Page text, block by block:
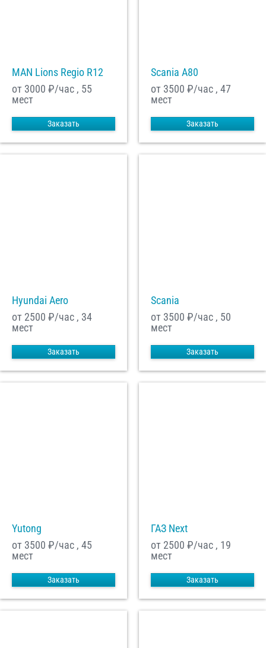
MAN Lions Regio R12
от 3000 ₽/час , 55
мест
Заказать
Scania A80
от 3500 ₽/час , 47
мест
Заказать
Hyundai Aero
от 2500 ₽/час , 34
мест
Заказать
Scania
от 3500 ₽/час , 50
мест
Заказать
Yutong
от 3500 ₽/час , 45
мест
Заказать
ГАЗ Next
от 2500 ₽/час , 19
мест
Заказать